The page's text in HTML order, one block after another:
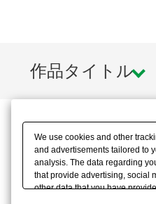
作品タイトル
We use cookies and other
and advertisements tailored to
analysis. The data regarding
that provide advertising, social
other data that you have